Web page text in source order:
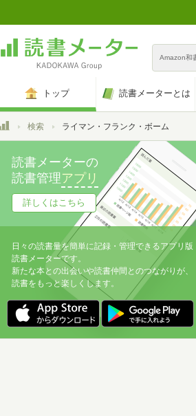
Amazon和
トップ 読書メーターとは
トップ検索 ライマン・フランク・ボーム
読書メーターの
読書管理アプリ
詳しくはこちら
日々の読書量を簡単に記録・管理できるアプリ版
読書メーターです。
新たな本との出会いや読書仲間とのつながりが、
読書をもっと楽しくします。